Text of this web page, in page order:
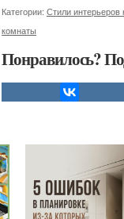
Категории: Стили интерьеров
комнаты
Понравилось?